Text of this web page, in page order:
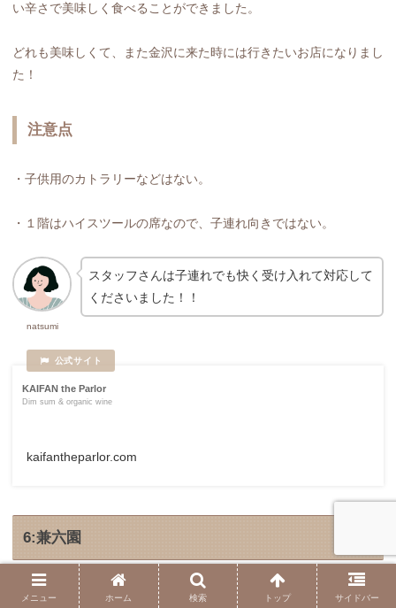
い辛さで美味しく食べることができました。
どれも美味しくて、また金沢に来た時には行きたいお店になりまし
た！
注意点
・子供用のカトラリーなどはない。
・１階はハイスツールの席なので、子連れ向きではない。
natsumi
スタッフさんは子連れでも快く受け入れて対応して
くださいました！！
KAIFAN the Parlor
Dim sum & organic wine
kaifantheparlor.com
6:兼六園
メニュー ホーム 検索 トップ サイドバー